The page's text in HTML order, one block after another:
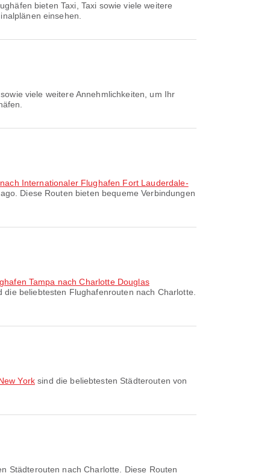
bieten Taxi, Taxi sowie viele weitere
einsehen.
viele weitere Annehmlichkeiten, um Ihr
Internationaler Flughafen Fort Lauderdale-
Diese Routen bieten bequeme Verbindungen
Tampa nach Charlotte Douglas
die beliebtesten Flughafenrouten nach Charlotte.
Yorksind die beliebtesten Städterouten von
Städterouten nach Charlotte. Diese Routen